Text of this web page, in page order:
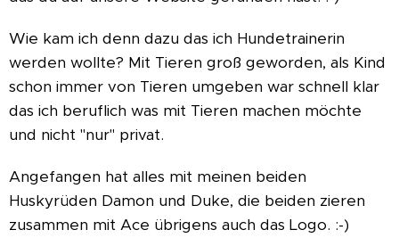
Wie kam ich denn dazu das ich Hundetrainerin
werden wollte? Mit Tieren groß geworden, als Kind
schon immer von Tieren umgeben war schnell klar
das ich beruflich was mit Tieren machen möchte
und nicht "nur" privat.
Angefangen hat alles mit meinen beiden
Huskyrüden Damon und Duke, die beiden zieren
zusammen mit Ace übrigens auch das Logo. :-)